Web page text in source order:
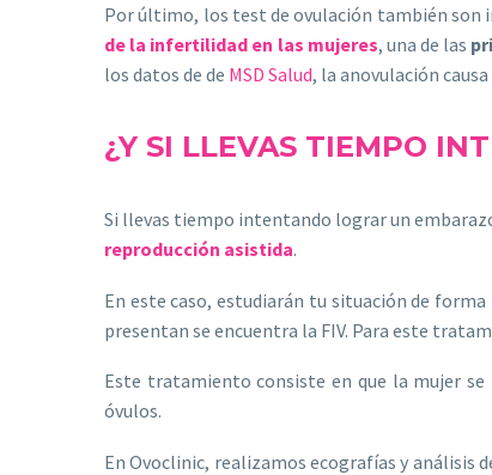
Por último, los test de ovulación también son
de la infertilidad en las mujeres, una de las
los datos de de MSD Salud, la anovulación
¿Y SI LLEVAS TIEMPO
Si llevas tiempo intentando lograr un
reproducción asistida.
En este caso, estudiarán tu situación de
presentan se encuentra la FIV. Para este
Este tratamiento consiste en que la mujer
óvulos.
En Ovoclinic, realizamos ecografías y análisis